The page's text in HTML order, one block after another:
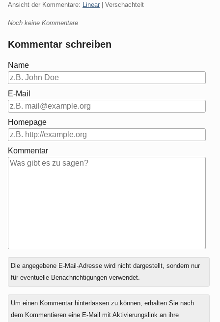
Ansicht der Kommentare: Linear | Verschachtelt
Noch keine Kommentare
Kommentar schreiben
Name
E-Mail
Homepage
Kommentar
Antwort
zu
Die angegebene E-Mail-Adresse wird nicht dargestellt, sondern nur
für eventuelle Benachrichtigungen verwendet.
Um einen Kommentar hinterlassen zu können, erhalten Sie nach
dem Kommentieren eine E-Mail mit Aktivierungslink an ihre